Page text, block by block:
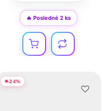
🔥 Posledné 2 ks
-24%